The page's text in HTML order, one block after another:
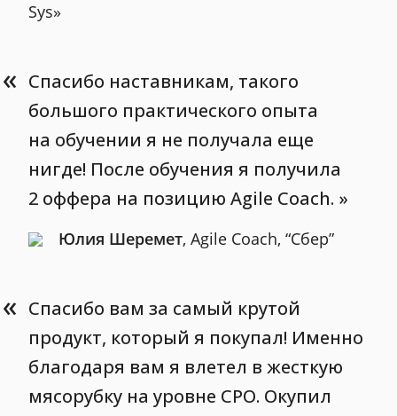
Sys»
« Спасибо наставникам, такого
большого практического опыта
на обучении я не получала еще
нигде! После обучения я получила
2 оффера на позицию Agile Coach.
Юлия Шеремет, Agile Coach, “Сбер”
« Спасибо вам за самый крутой
продукт, который я покупал! Именно
благодаря вам я влетел в жесткую
мясорубку на уровне CPO. Окупил